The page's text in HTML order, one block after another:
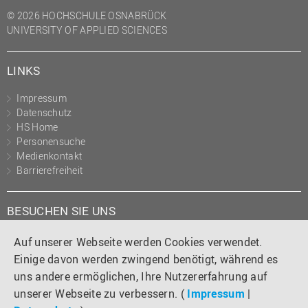
Auf unserer Webseite werden Cookies verwendet.
Einige davon werden zwingend benötigt, während es
uns andere ermöglichen, Ihre Nutzererfahrung auf
unserer Webseite zu verbessern. ( Impressum |
(PMO)
Prozessmanagement
Studierendensekretariat
Studium und Lehre
Transfer- und
Innovationsmanagement
© 2026 HOCHSCHULE OSNABRÜCK
UNIVERSITY OF APPLIED SCIENCES
LINKS
Impressum
Datenschutz
HS Home
Personensuche
Medienkontakt
Barrierefreiheit
BESUCHEN SIE UNS
Instagram
TiktokLinkedIn
YouTube
Facebook